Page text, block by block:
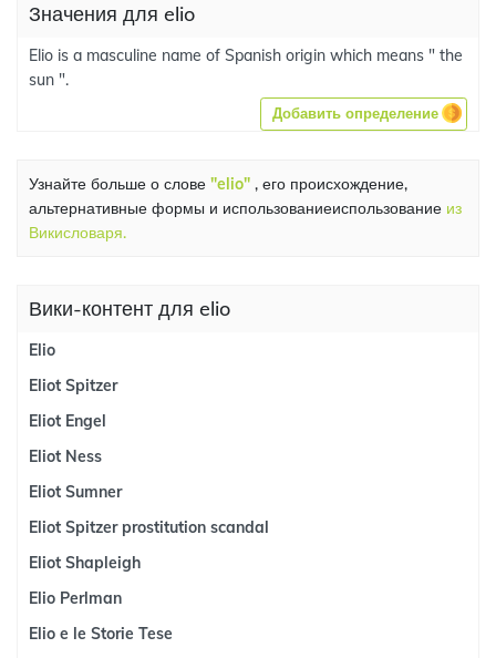
Значения для elio
Elio is a masculine name of Spanish origin which means " the
sun ".
Добавить определение
Узнайте больше о слове "elio" , его происхождение,
альтернативные формы и использованиеиспользование из
Викисловаря.
Вики-контент для elio
Elio
Eliot Spitzer
Eliot Engel
Eliot Ness
Eliot Sumner
Eliot Spitzer prostitution scandal
Eliot Shapleigh
Elio Perlman
Elio e le Storie Tese